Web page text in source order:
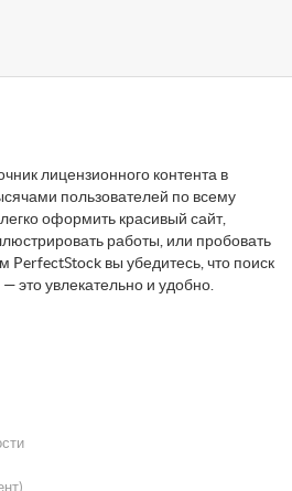
лицензионного контента в
пользователей по всему
оформить красивый сайт,
работы, или пробовать
вы убедитесь, что поиск
увлекательно и удобно.